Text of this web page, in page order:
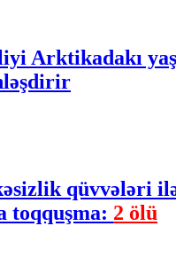
Arktikadakı
qüvvələri
toqquşma: 2 ölü